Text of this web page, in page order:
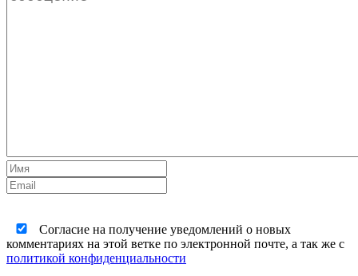
Согласие на получение уведомлений о новых
комментариях на этой ветке по электронной почте, а так же с
политикой конфиденциальности